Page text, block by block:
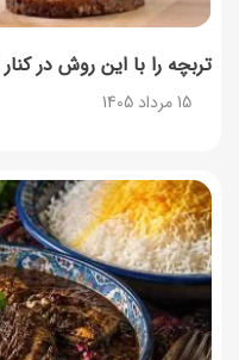
تربچه را با این روش در
15 مرداد 1405